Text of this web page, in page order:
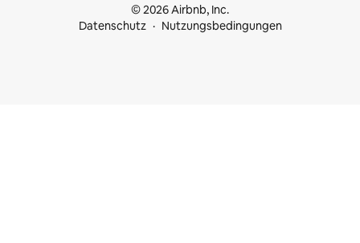
© 2026 Airbnb, Inc.
Datenschutz
Nutzungsbedingungen